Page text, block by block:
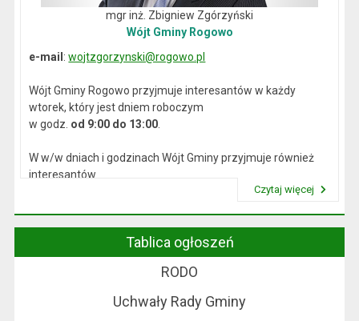
mgr inż. Zbigniew Zgórzyński
Wójt Gminy Rogowo
e-mail :wojtzgorzynski@rogowo.pl
Wójt Gminy Rogowo przyjmuje interesantów w każdy
wtorek, który jest dniem roboczym
w godz. od 9:00 do 13:00
W w/w dniach i godzinach Wójt Gminy przyjmuje również
interesantów
Czytaj więcej
Tablica ogłoszeń
RODO
Uchwały Rady Gminy